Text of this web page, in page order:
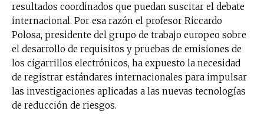
resultados coordinados que puedan suscitar el debate
internacional. Por esa razón el profesor Riccardo
Polosa, presidente del grupo de trabajo europeo sobre
el desarrollo de requisitos y pruebas de emisiones de
los cigarrillos electrónicos, ha expuesto la necesidad
de registrar estándares internacionales para impulsar
las investigaciones aplicadas a las nuevas tecnologías
de reducción de riesgos.